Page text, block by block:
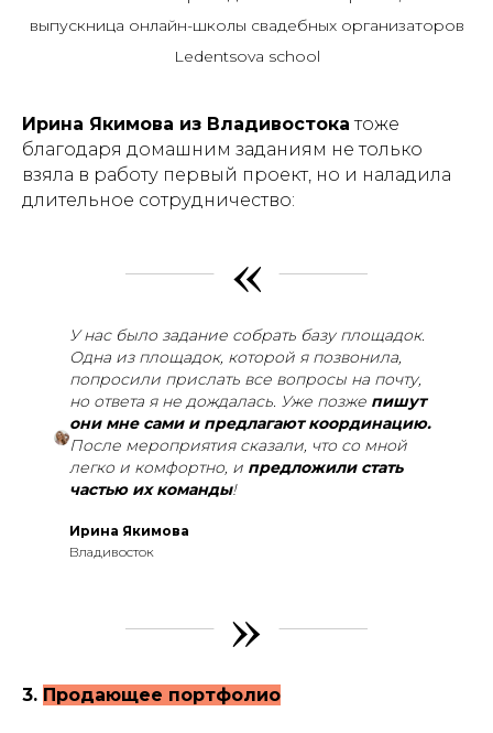
выпускница онлайн-школы свадебных организаторов
Ledentsova school
Ирина Якимова из Владивостока тоже
благодаря домашним заданиям не только
взяла в работу первый проект, но и наладила
длительное сотрудничество:
«
У нас было задание собрать базу площадок.
Одна из площадок, которой я позвонила,
попросили прислать все вопросы на почту,
но ответа я не дождалась. Уже позже пишут
они мне сами и предлагают координацию.
После мероприятия сказали, что со мной
легко и комфортно, и предложили стать
частью их команды!
Ирина Якимова
Владивосток
»
3. Продающее портфолио